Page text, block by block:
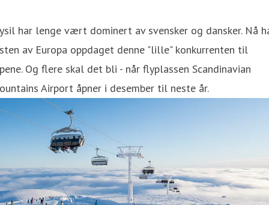
har lenge vært dominert av svensker og dansker. Nå
av Europa oppdaget denne "lille" konkurrenten til
Og flere skal det bli - når flyplassen Scandinavian
Airport åpner i desember til neste år.